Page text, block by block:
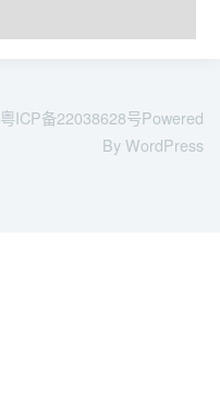
粤ICP备22038628号Powered
By WordPress